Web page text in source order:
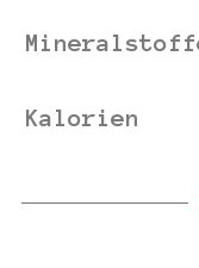
Kalorien